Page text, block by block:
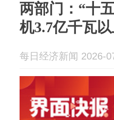
两部门：“十
机3.7亿千瓦
每日经济新闻 2026-